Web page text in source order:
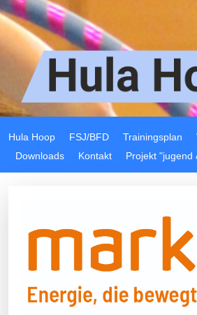
Hula Hoop FSJ/BFD Trainingsplan
Downloads
Kontakt Projekt "jugend